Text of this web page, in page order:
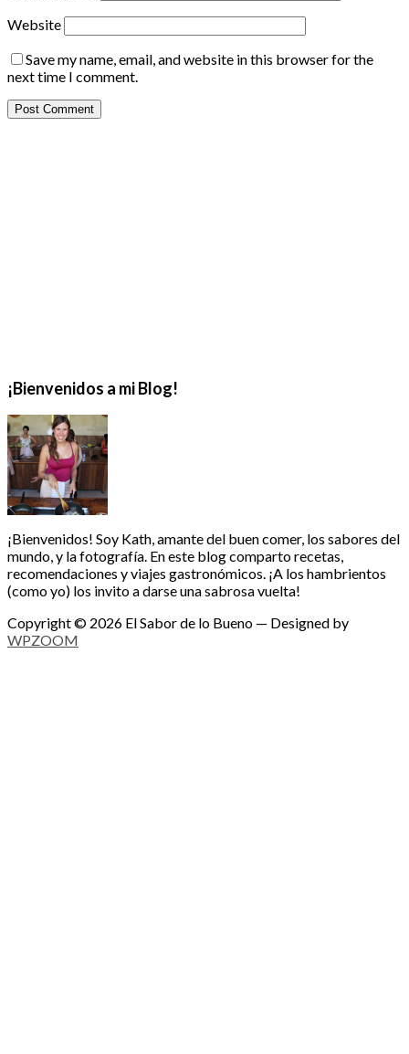
Website
Save my name, email, and website in this browser for the
next time I comment.
¡Bienvenidos a mi Blog!
¡Bienvenidos! Soy Kath, amante del buen comer, los sabores del
mundo, y la fotografía. En este blog comparto recetas,
recomendaciones y viajes gastronómicos. ¡A los hambrientos
(como yo) los invito a darse una sabrosa vuelta!
Copyright © 2026 El Sabor de lo Bueno — Designed by
WPZOOM